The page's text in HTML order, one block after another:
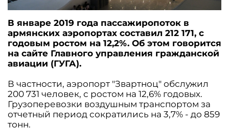
В январе 2019 года пассажиропоток в
армянских аэропортах составил 212 171, с
годовым ростом на 12,2%. Об этом говорится
на сайте Главного управления гражданской
авиации (ГУГА).
В частности, аэропорт "Звартноц" обслужил
200 731 человек, с ростом на 12,6% годовых.
Грузоперевозки воздушным транспортом за
отчетный период сократились на 3,7% - до 859
тонн.